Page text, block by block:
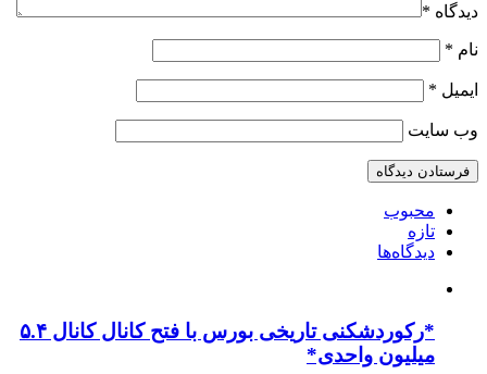
دیدگاه *
نام *
ایمیل *
وب‌ سایت
محبوب
تازه
دیدگاه‌ها
*رکوردشکنی تاریخی بورس با فتح کانال کانال ۵.۴
میلیون واحدی*